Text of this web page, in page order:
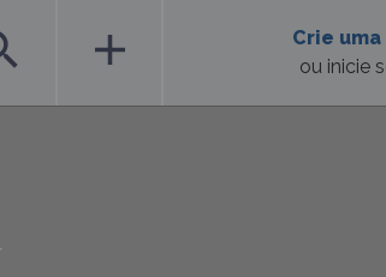
add
Crie
ou inicie